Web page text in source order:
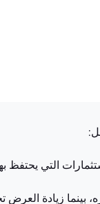
التي
بينما زيادة العرض